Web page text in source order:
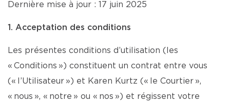
Dernière mise à jour : 17 juin 2025
1. Acceptation des conditions
Les présentes conditions d’utilisation (les
« Conditions ») constituent un contrat entre vous
(« l’Utilisateur ») et Karen Kurtz (« le Courtier »,
« nous », « notre » ou « nos ») et régissent votre